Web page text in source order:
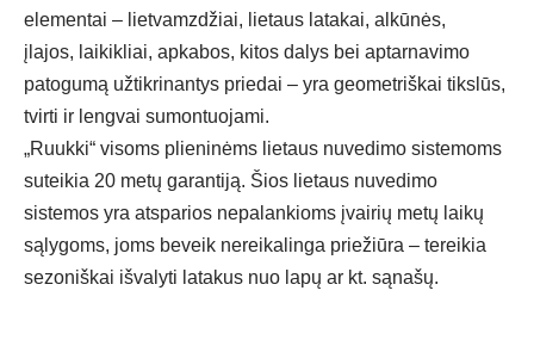
elementai – lietvamzdžiai, lietaus latakai, alkūnės,
įlajos, laikikliai, apkabos, kitos dalys bei aptarnavimo
patogumą užtikrinantys priedai – yra geometriškai tikslūs,
tvirti ir lengvai sumontuojami.
„Ruukki“ visoms plieninėms lietaus nuvedimo sistemoms
suteikia 20 metų garantiją. Šios lietaus nuvedimo
sistemos yra atsparios nepalankioms įvairių metų laikų
sąlygoms, joms beveik nereikalinga priežiūra – tereikia
sezoniškai išvalyti latakus nuo lapų ar kt. sąnašų.